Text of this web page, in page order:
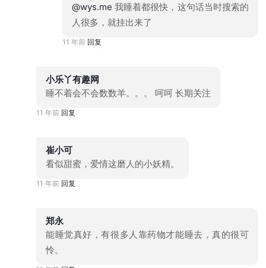
@wys.me 我睡着都很快，这句话当时搜索的
人很多，就挂出来了
11 年前 回复
小乐丫有趣网
睡不着会不会数数羊。。。 呵呵 长期关注
11 年前 回复
崔小可
看似甜蜜，爱情这磨人的小妖精。
11 年前 回复
郑永
能睡觉真好，有很多人靠药物才能睡去，真的很可
怜。